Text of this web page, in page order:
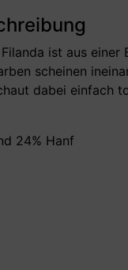
ist aus
scheinen
dabei einfach
24% Hanf